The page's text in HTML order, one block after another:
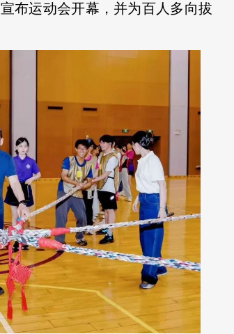
布运动会开幕，并为百人多向拔